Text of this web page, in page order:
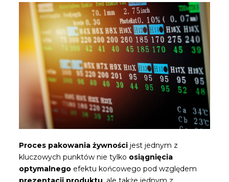
Proces pakowania żywności jest jednym z
kluczowych punktów nie tylko osiągnięcia
optymalnego efektu końcowego pod względem